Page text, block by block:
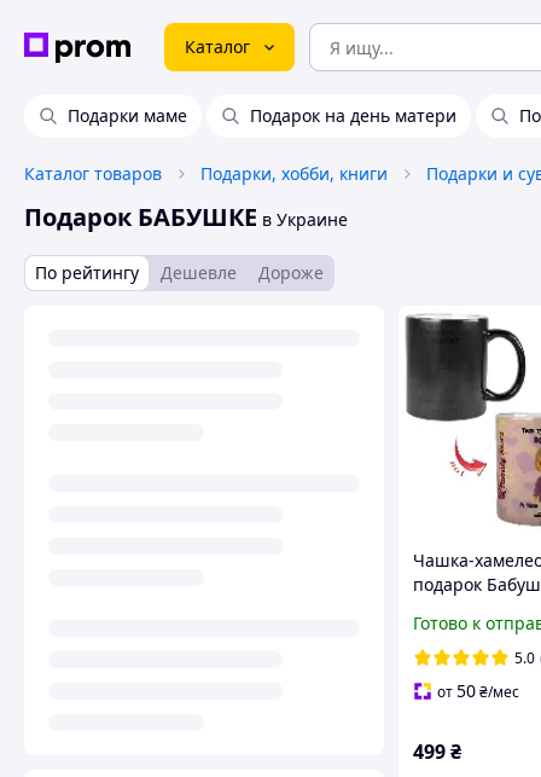
Каталог
Подарки маме Подарок на день матери
Каталог товаров Подарки, хобби, книги Подарки и
Подарок БАБУШКЕ в Украине
По рейтингу Дешевле Дороже
Чашка-
подарок
Готово к
5.0
от50₴/мес
499₴